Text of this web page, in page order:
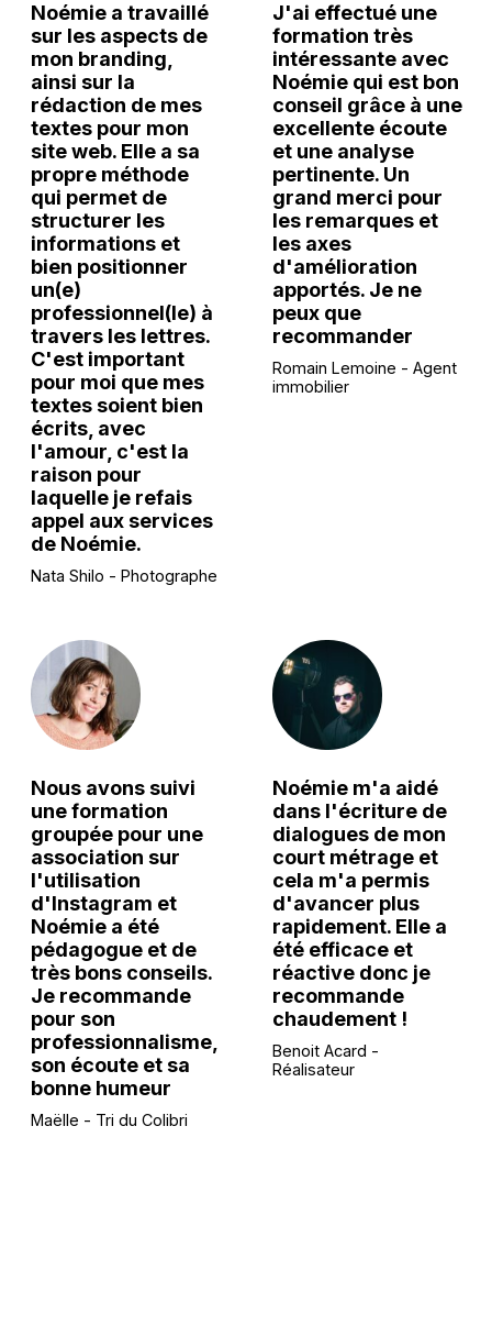
Noémie a travaillé
sur les aspects de
mon branding,
ainsi sur la
rédaction de mes
textes pour mon
site web. Elle a sa
propre méthode
qui permet de
structurer les
informations et
bien positionner
un(e)
professionnel(le) à
travers les lettres.
C'est important
pour moi que mes
textes soient bien
écrits, avec
l'amour, c'est la
raison pour
laquelle je refais
appel aux services
de Noémie.
Nata Shilo - Photographe
J'ai effectué une
formation très
intéressante avec
Noémie qui est bon
conseil grâce à une
excellente écoute
et une analyse
pertinente. Un
grand merci pour
les remarques et
les axes
d'amélioration
apportés. Je ne
peux que
recommander
Romain Lemoine - Agent
immobilier
Nous avons suivi
une formation
groupée pour une
association sur
l'utilisation
d'Instagram et
Noémie a été
pédagogue et de
très bons conseils.
Je recommande
pour son
professionnalisme,
son écoute et sa
bonne humeur
Maëlle - Tri du Colibri
Noémie m'a aidé
dans l'écriture de
dialogues de mon
court métrage et
cela m'a permis
d'avancer plus
rapidement. Elle a
été efficace et
réactive donc je
recommande
chaudement !
Benoit Acard -
Réalisateur